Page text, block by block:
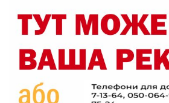
19:29
30 лип
«Все закінчиться, приїду й
26-річного Захисника
20:06
Паливо по 100 грн та ризик